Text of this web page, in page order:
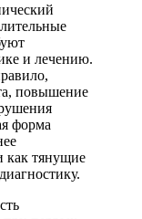
и лечению.
повышение
форма
тянущие